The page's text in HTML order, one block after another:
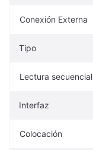
Conexión Externa
Tipo
Lectura secuencial
Interfaz
Colocación